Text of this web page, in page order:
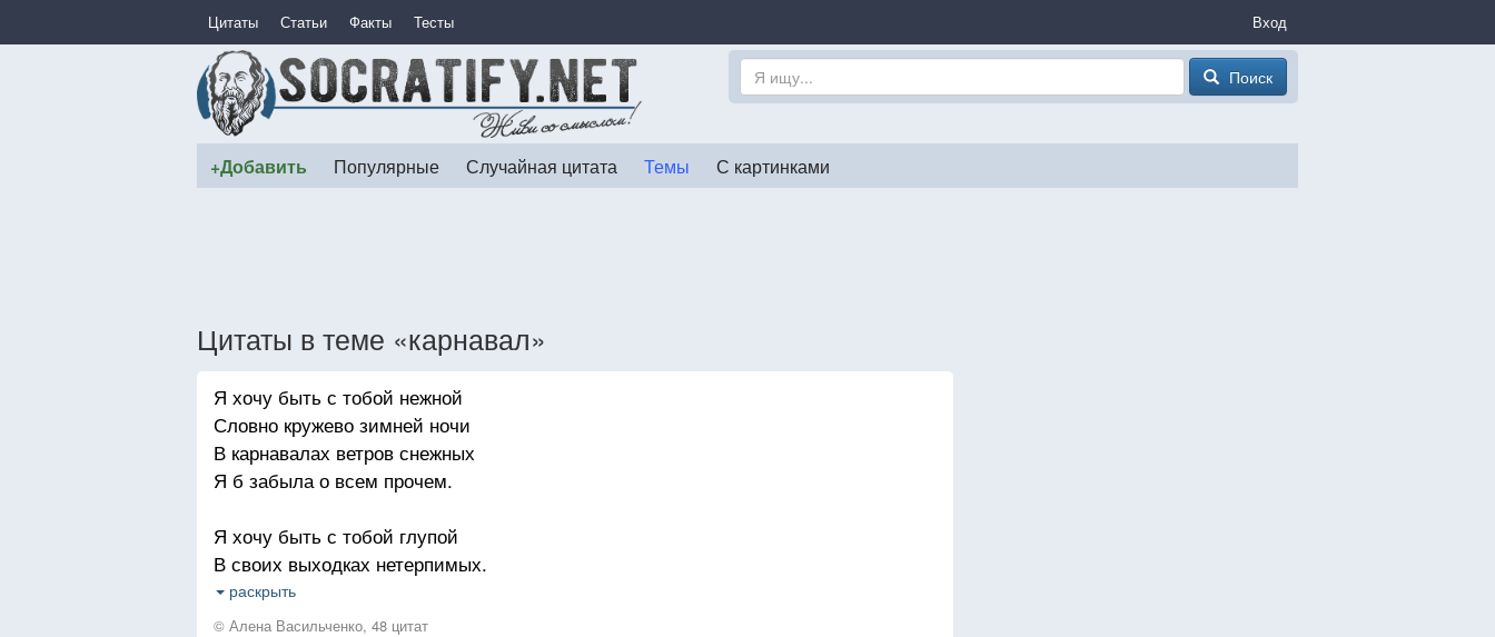
Цитаты Статьи Факты Тесты Вход
Поиск
+Добавить Популярные Случайная цитата Темы С картинками
Цитаты в теме «карнавал»
Я хочу быть с тобой нежной
Словно кружево зимней ночи
В карнавалах ветров снежных
Я б забыла о всем прочем.
Я хочу быть с тобой глупой
В своих выходках нетерпимых.
Ты купи эту ночь.
Купишь?
раскрыть
© Алена Васильченко, 48 цитат